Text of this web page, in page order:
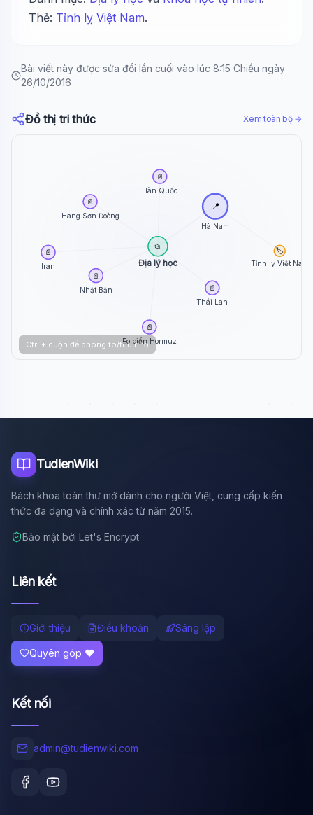
Thẻ: Tỉnh lỵ Việt Nam.
Bài viết này được sửa đổi lần cuối vào lúc 8:15 Chiều ngày
26/10/2016
Đồ thị tri thức Xem toàn bộ →
Hà Nam
📍
Địa lý học
📂
Hang Sơn Đoòng
📄
Thái Lan
📄
Nhật Bản
📄
Hàn Quốc
📄
Eo biển Hormuz
📄
Iran
📄
Tỉnh lỵ Việt Nam
🏷️
Ctrl + cuộn để phóng to/thu nhỏ
TudienWiki
Bách khoa toàn thư mở dành cho người Việt, cung cấp kiến
thức đa dạng và chính xác từ năm 2015.
Bảo mật bởi Let's Encrypt
Liên kết
Giới thiệu Điều khoản Sáng lập
Quyên góp ❤️
Kết nối
admin@tudienwiki.com
Xin chào!
Tôi là trợ lý AI của TuDienWiki. Hãy hỏi tôi bất kỳ
📚 Lịch sử Việt Nam